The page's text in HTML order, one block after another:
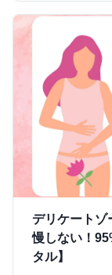
デリケートゾ
慢しない！
タル】